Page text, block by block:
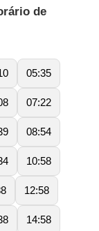
de
05:35
07:22
08:54
10:58
12:58
14:58